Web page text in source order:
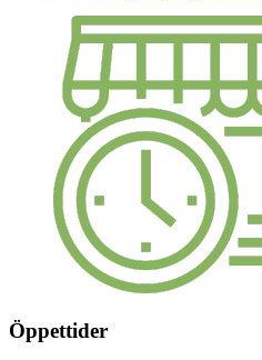
Öppettider